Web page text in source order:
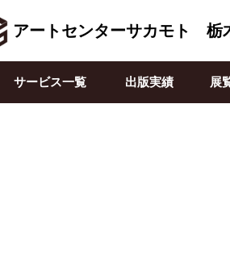
アートセンターサカモト 栃
サービス一覧 出版実績 展